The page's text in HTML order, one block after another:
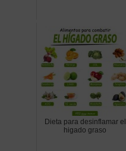
Dieta para desinflamar el
higado graso